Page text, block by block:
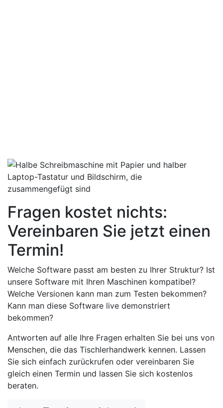
Fragen kostet nichts:
Vereinbaren Sie jetzt einen
Termin!
Welche Software passt am besten zu Ihrer Struktur? Ist
unsere Software mit Ihren Maschinen kompatibel?
Welche Versionen kann man zum Testen bekommen?
Kann man diese Software live demonstriert
bekommen?
Antworten auf alle Ihre Fragen erhalten Sie bei uns von
Menschen, die das Tischlerhandwerk kennen. Lassen
Sie sich einfach zurückrufen oder vereinbaren Sie
gleich einen Termin und lassen Sie sich kostenlos
beraten.